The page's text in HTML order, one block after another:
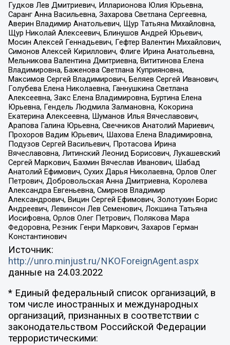
Гудков Лев Дмитриевич, Илларионова Юлия Юрьевна,
Саранг Анна Васильевна, Захарова Светлана Сергеевна,
Аверин Владимир Анатольевич, Щур Татьяна Михайловна,
Щур Николай Алексеевич, Блинушов Андрей Юрьевич,
Мосин Алексей Геннадьевич, Гефтер Валентин Михайлович,
Симонов Алексей Кириллович, Флиге Ирина Анатольевна,
Мельникова Валентина Дмитриевна, Вититинова Елена
Владимировна, Баженова Светлана Куприяновна,
Максимов Сергей Владимирович, Беляев Сергей Иванович,
Голубева Елена Николаевна, Ганнушкина Светлана
Алексеевна, Закс Елена Владимировна, Буртина Елена
Юрьевна, Гендель Людмила Залмановна, Кокорина
Екатерина Алексеевна, Шуманов Илья Вячеславович,
Арапова Галина Юрьевна, Свечников Анатолий Мариевич,
Прохоров Вадим Юрьевич, Шахова Елена Владимировна,
Подузов Сергей Васильевич, Протасова Ирина
Вячеславовна, Литинский Леонид Борисович, Лукашевский
Сергей Маркович, Бахмин Вячеслав Иванович, Шабад
Анатолий Ефимович, Сухих Дарья Николаевна, Орлов Олег
Петрович, Добровольская Анна Дмитриевна, Королева
Александра Евгеньевна, Смирнов Владимир
Александрович, Вицин Сергей Ефимович, Золотухин Борис
Андреевич, Левинсон Лев Семенович, Локшина Татьяна
Иосифовна, Орлов Олег Петрович, Полякова Мара
Федоровна, Резник Генри Маркович, Захаров Герман
Константинович
Источник:
http://unro.minjust.ru/NKOForeignAgent.aspx
данные на 24.03.2022
* Единый федеральный список организаций, в
том числе иностранных и международных
организаций, признанных в соответствии с
законодательством Российской Федерации
террористическими: